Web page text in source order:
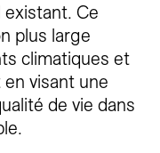
existant. Ce
plus large
climatiques et
visant une
de vie dans